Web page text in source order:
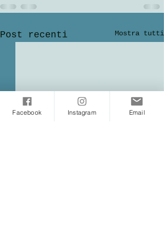
Post recenti Mostra tutti
Facebook Instagram Email